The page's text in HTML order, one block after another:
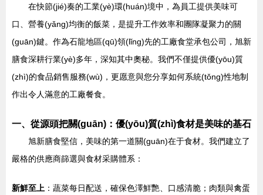
在快節(jié)奏的工業(yè)環(huán)境中，為員工提供美味可
口、營養(yǎng)均衡的飯菜，是提升工作效率和團隊凝聚力的關
(guān)鍵。作為石龍地區(qū)領(lǐng)先的工廠食堂承包公司，旭新
膳食深耕行業(yè)多年，深知其中奧秘。我們不僅提供優(yōu)質
(zhì)的食品銷售服務(wù)，更愿意與您分享如何系統(tǒng)性地制
作出令人滿意的工廠餐食。
一、從源頭把關(guān)：優(yōu)質(zhì)食材是美味的基石
旭新膳食堅信，美味的第一道關(guān)在于食材。我們建立了
嚴格的供應商篩選與食材采購體系：
新鮮至上 ：蔬菜每日配送，確保色澤鮮艷、口感清脆；肉類與禽蛋